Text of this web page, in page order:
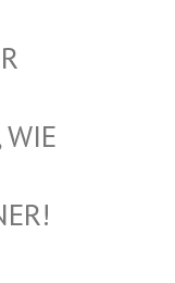
AA